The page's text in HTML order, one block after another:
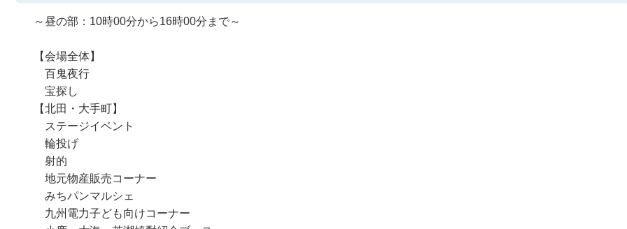
～昼の部：10時00分から16時00分まで～
【会場全体】
百鬼夜行
宝探し
【北田・大手町】
ステージイベント
輪投げ
射的
地元物産販売コーナー
みちパンマルシェ
九州電力子ども向けコーナー